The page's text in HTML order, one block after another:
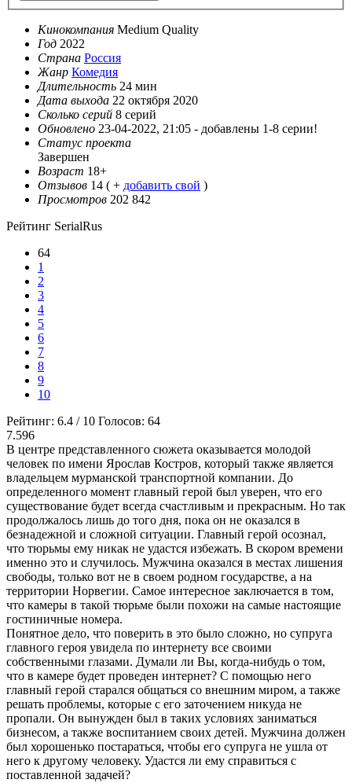
Кинокомпания Medium Quality
Год 2022
Страна Россия
Жанр Комедия
Длительность 24 мин
Дата выхода 22 октября 2020
Сколько серий 8 серий
Обновлено 23-04-2022, 21:05 - добавлены 1-8 серии!
Статус проекта
Завершен
Возраст 18+
Отзывов 14 ( + добавить свой )
Просмотров 202 842
Рейтинг SerialRus
64
1
2
3
4
5
6
7
8
9
10
Рейтинг: 6.4 / 10 Голосов: 64
7.596
В центре представленного сюжета оказывается молодой
человек по имени Ярослав Костров, который также является
владельцем мурманской транспортной компании. До
определенного момент главный герой был уверен, что его
существование будет всегда счастливым и прекрасным. Но так
продолжалось лишь до того дня, пока он не оказался в
безнадежной и сложной ситуации. Главный герой осознал,
что тюрьмы ему никак не удастся избежать. В скором времени
именно это и случилось. Мужчина оказался в местах лишения
свободы, только вот не в своем родном государстве, а на
территории Норвегии. Самое интересное заключается в том,
что камеры в такой тюрьме были похожи на самые настоящие
гостиничные номера.
Понятное дело, что поверить в это было сложно, но супруга
главного героя увидела по интернету все своими
собственными глазами. Думали ли Вы, когда-нибудь о том,
что в камере будет проведен интернет? С помощью него
главный герой старался общаться со внешним миром, а также
решать проблемы, которые с его заточением никуда не
пропали. Он вынужден был в таких условиях заниматься
бизнесом, а также воспитанием своих детей. Мужчина должен
был хорошенько постараться, чтобы его супруга не ушла от
него к другому человеку. Удастся ли ему справиться с
поставленной задачей?